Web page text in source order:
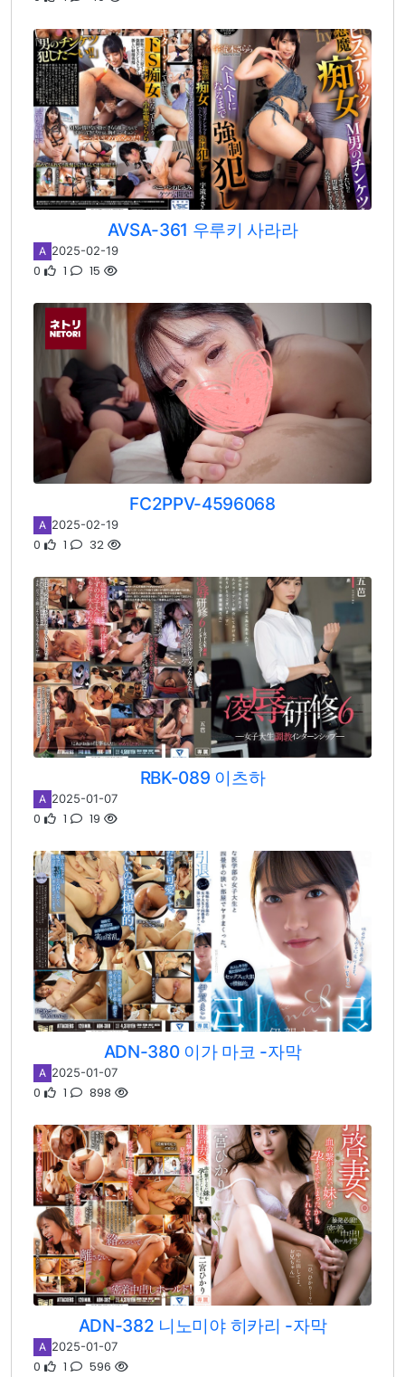
AVSA-361 우루키 사라라
A 2025-02-19
0 1 15
FC2PPV-4596068
A 2025-02-19
0 1 32
RBK-089 이츠하
A 2025-01-07
0 1 19
ADN-380 이가 마코 -자막
A 2025-01-07
0 1 898
ADN-382 니노미야 히카리 -자막
A 2025-01-07
0 1 596